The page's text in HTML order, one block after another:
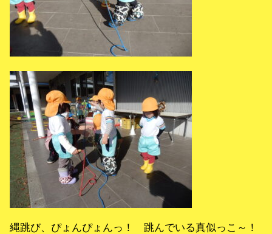
縄跳び、ぴょんぴょんっ！ 跳んでいる真似っこ～！